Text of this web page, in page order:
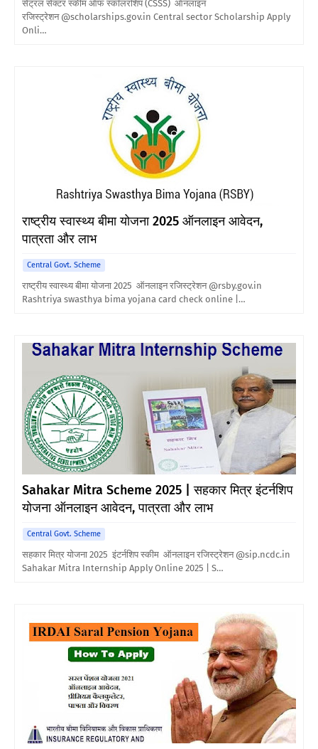
सेंट्रल सेक्टर स्कीम ऑफ स्कॉलरशिप (CSSS) ऑनलाइन
रजिस्ट्रेशन @scholarships.gov.in Central sector Scholarship Apply
Onli…
राष्ट्रीय स्वास्थ्य बीमा योजना 2025 ऑनलाइन आवेदन,
पात्रता और लाभ
Central Govt. Scheme
राष्ट्रीय स्वास्थ्य बीमा योजना 2025 ऑनलाइन रजिस्ट्रेशन @rsby.gov.in
Rashtriya swasthya bima yojana card check online |…
Sahakar Mitra Scheme 2025 | सहकार मित्र इंटर्नशिप
योजना ऑनलाइन आवेदन, पात्रता और लाभ
Central Govt. Scheme
सहकार मित्र योजना 2025 इंटर्नशिप स्कीम ऑनलाइन रजिस्ट्रेशन @sip.ncdc.in
Sahakar Mitra Internship Apply Online 2025 | S…